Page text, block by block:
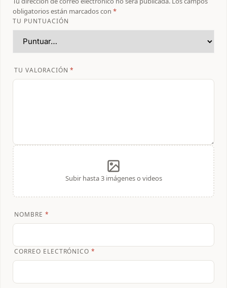
obligatorios están marcados con *
TU PUNTUACIÓN
TU VALORACIÓN*
Subir hasta 3 imágenes o videos
NOMBRE *
CORREO ELECTRÓNICO*